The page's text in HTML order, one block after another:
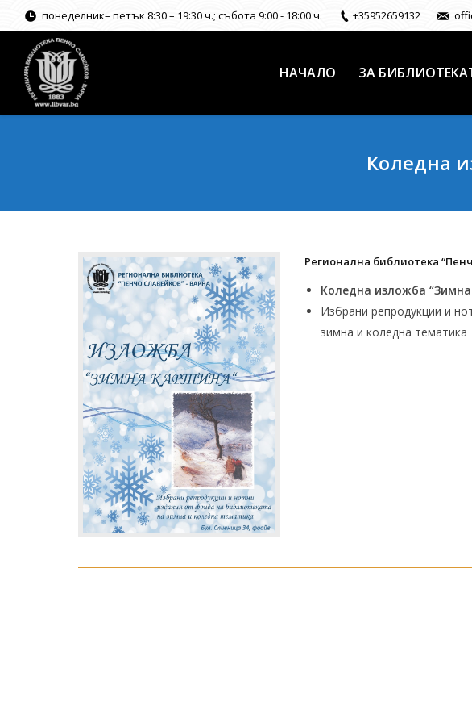
понеделник– петък 8:30 – 19:30 ч.; събота 9:00 - 18:00 ч. +35952659132
НАЧАЛО ЗА
Коледна
Регионална библиотека
Коледна изложба
Избрани репродукции и
зимна и коледна тематика